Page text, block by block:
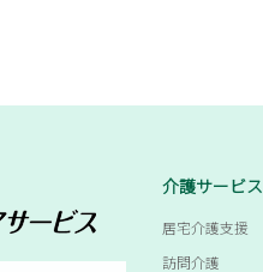
介護サービス
居宅介護支援
訪問介護